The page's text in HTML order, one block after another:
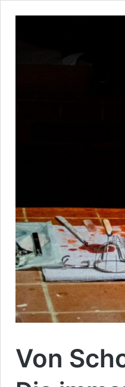
Von